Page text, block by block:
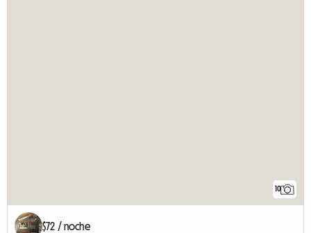
10
$72 / noche